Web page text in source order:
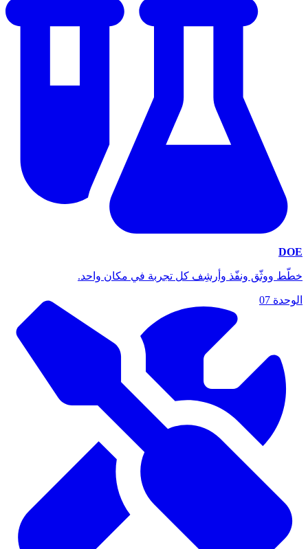
DOE
خطّط ووثّق ونفّذ وأرشِف كل تجربة في مكان واحد.
الوحدة 07